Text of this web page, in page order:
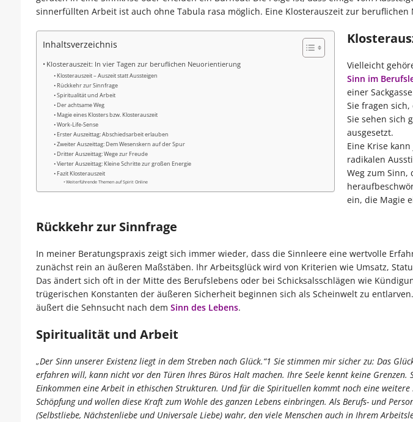
sinnerfüllten Arbeit ist auch ohne Tabula rasa möglich. Eine Klosterauszeit zur
Inhaltsverzeichnis
Klosterauszeit: In vier Tagen zur beruflichen Neuorientierung
Klosterauszeit – Auszeit statt Aussteigen
Rückkehr zur Sinnfrage
Spiritualität und Arbeit
Der achtsame Weg
Magie eines Klosters bzw. Klosterauszeit
Work-Life-Sense
Erster Auszeittag: Abschiedsarbeit erlauben
Zweiter Auszeittag: Dem Wesenskern auf der Spur
Dritter Auszeittag: Wege zur Freude
Vierter Auszeittag: Kleine Schritte zur großen Energie
Fazit Klosterauszeit
Weiterführende Themen auf Spirit Online
Vielleicht
Sinn im
einer
Sie fragen
Sie sehen sich
ausgesetzt.
Eine Krise
radikalen
Weg zum Sinn,
ein, die Magie
Rückkehr zur Sinnfrage
In meiner Beratungspraxis zeigt sich immer wieder, dass die Sinnleere eine wertvolle
zunächst rein an äußeren Maßstäben. Ihr Arbeitsglück wird von Kriterien wie Umsatz,
Das ändert sich oft in der Mitte des Berufslebens oder bei Schicksalsschlägen wie
trügerischen Konstanten der äußeren Sicherheit beginnen sich als Scheinwelt zu
äußert die Sehnsucht nach dem Sinn des Lebens.
Spiritualität und Arbeit
„Der Sinn unserer Existenz liegt in dem Streben nach Glück.“1 Sie stimmen mir sicher zu: Das
erfahren will, kann nicht vor den Türen Ihres Büros Halt machen. Ihre Seele kennt keine Grenzen.
Einkommen eine Arbeit in ethischen Strukturen. Und für die Spirituellen kommt noch eine
Schöpfung und wollen diese Kraft zum Wohle des ganzen Lebens einbringen. Als Berufs- und
(Selbstliebe, Nächstenliebe und Universale Liebe) wahr, den viele Menschen auch in Ihrem